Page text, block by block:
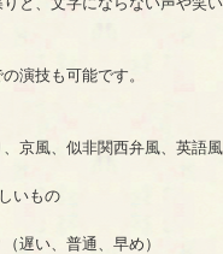
演技も可能です。
京風、似非関西弁風、英語
いもの
遅い、普通、早め）